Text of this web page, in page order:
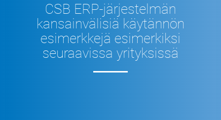
CSB ERP-järjestelmän
kansainvälisiä käytännön
esimerkkejä esimerkiksi
seuraavissa yrityksissä